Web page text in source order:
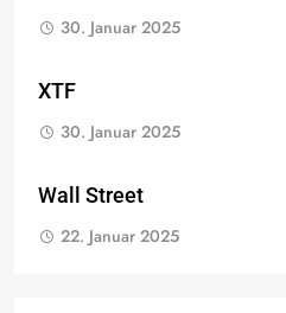
30. Januar 2025
XTF
30. Januar 2025
Wall Street
22. Januar 2025